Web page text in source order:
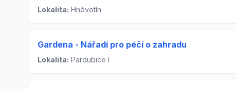
Lokalita: Hněvotín
Gardena - Nářadí pro péči o zahradu
Lokalita: Pardubice I